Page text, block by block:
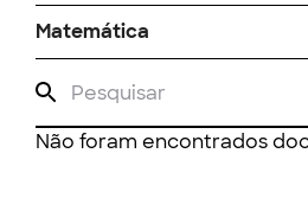
Matemática
Não foram encontrados